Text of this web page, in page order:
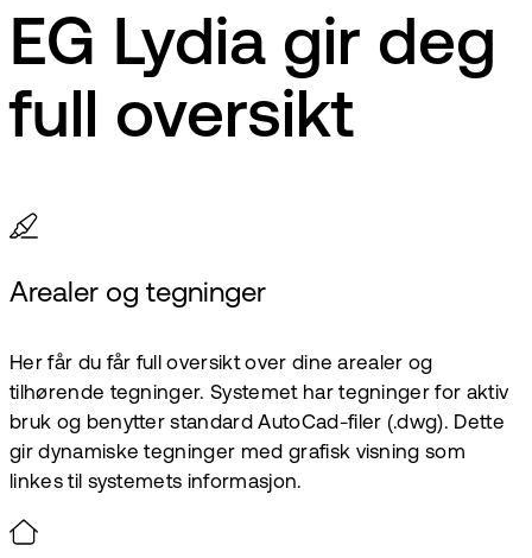
EG Lydia gir deg
full oversikt
Arealer og tegninger
Her får du får full oversikt over dine arealer og
tilhørende tegninger. Systemet har tegninger for aktiv
bruk og benytter standard AutoCad-filer (.dwg). Dette
gir dynamiske tegninger med grafisk visning som
linkes til systemets informasjon.